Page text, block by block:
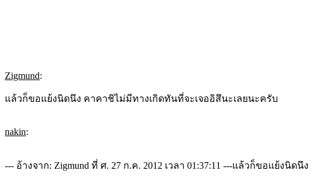
Zigmund:
แล้วก็ขอแย้งนิดนึง คาคาชิไม่มีทางเกิดทันที่จะเจออิสึนะเลยนะครับ
nakin:
--- อ้างจาก: Zigmund ที่ ศ. 27 ก.ค. 2012 เวลา 01:37:11 ---แล้วก็ขอแย้งนิ